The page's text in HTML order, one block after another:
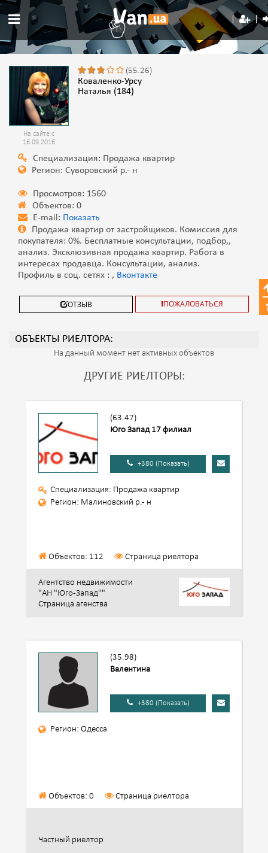
На сайте с
16.09.2016
(55.26)
Коваленко-Урсу
Наталья (184)
Специализация: Продажа квартир
Регион: Суворовский р.- н
Просмотров: 1560
Объектов: 0
E-mail: Показать
Продажа квартир от застройщиков. Комиссия для
покупателя: 0%. Бесплатные консультации, подбор,,
анализ. Эксклюзивная продажа квартир. Работа в
интересах продавца. Консультации, анализ.
Профиль в соц. сетях : , Вконтакте
ОТЗЫВ ПОЖАЛОВАТЬСЯ
ОБЪЕКТЫ РИЕЛТОРА:
На данный момент нет активных объектов
ДРУГИЕ РИЕЛТОРЫ:
(63.47)
Юго Запад 17 филиал
+380 (Показать)
Специализация: Продажа квартир
Регион: Малиновский р.- н
Объектов: 112 Страница риелтора
Агентство недвижимости
"АН "Юго-Запад""
Страница агенства
(35.98)
Валентина
+380 (Показать)
Регион: Одесса
Объектов: 0 Страница риелтора
Частный риелтор